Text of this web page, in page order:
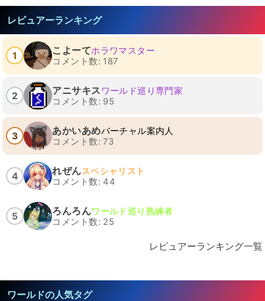
レビュアーランキング
1 こよーてホラワマスター
コメント数: 187
2 アニサキス ワールド巡り専門家
コメント数: 95
3 あかいあめバーチャル案内人
コメント数: 73
4 れぜんスペシャリスト
コメント数: 44
5 ろんろんワールド巡り熟練者
コメント数: 25
レビュアーランキング一覧
ワールドの人気タグ